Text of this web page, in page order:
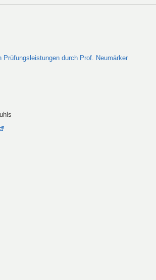
durch Prof. Neumärker